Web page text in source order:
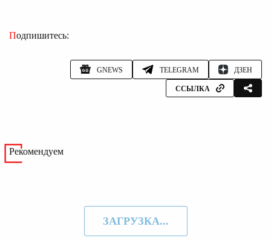
Подпишитесь:
GNEWS TELEGRAM ДЗЕН
ССЫЛКА
Рекомендуем
ЗАГРУЗКА...